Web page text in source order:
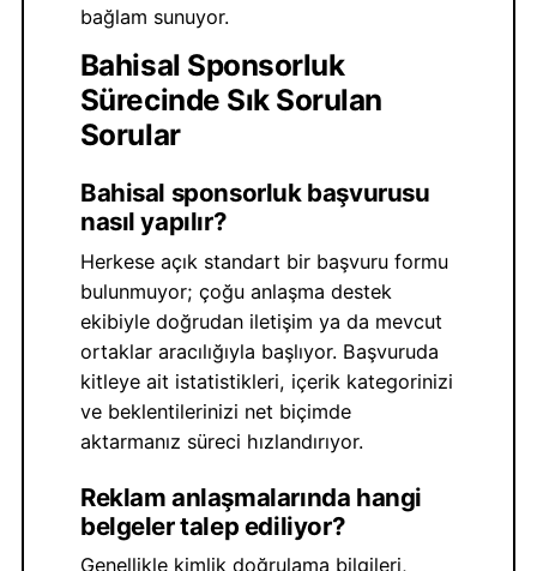
bağlam sunuyor.
Bahisal Sponsorluk
Sürecinde Sık Sorulan
Sorular
Bahisal sponsorluk başvurusu
nasıl yapılır?
Herkese açık standart bir başvuru formu
bulunmuyor; çoğu anlaşma destek
ekibiyle doğrudan iletişim ya da mevcut
ortaklar aracılığıyla başlıyor. Başvuruda
kitleye ait istatistikleri, içerik kategorinizi
ve beklentilerinizi net biçimde
aktarmanız süreci hızlandırıyor.
Reklam anlaşmalarında hangi
belgeler talep ediliyor?
Genellikle kimlik doğrulama bilgileri,